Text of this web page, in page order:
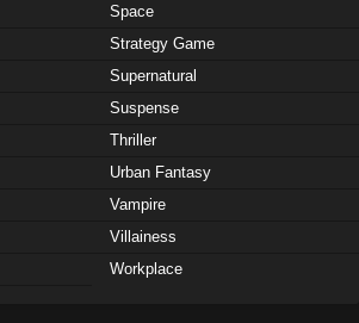
Space
Strategy Game
Supernatural
Suspense
Thriller
Urban Fantasy
Vampire
Villainess
Workplace